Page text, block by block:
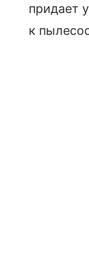
придает
к